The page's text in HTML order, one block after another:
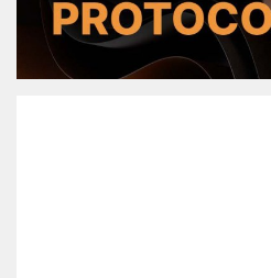
09194198792
شروع گفتگو
@Armteam_admin_33